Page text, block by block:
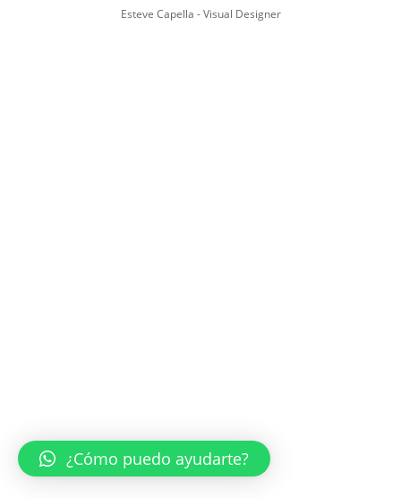
Esteve Capella - Visual Designer
¿Cómo puedo ayudarte?